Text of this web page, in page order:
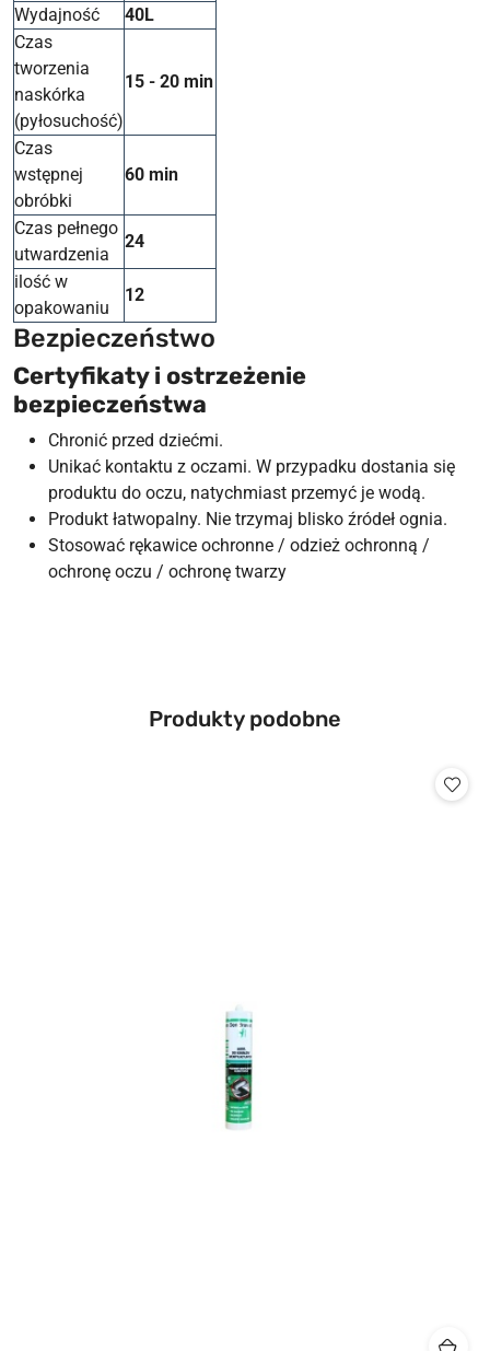
Wydajność
40L
Czas
tworzenia
naskórka
(pyłosuchość)
15 - 20 min
Czas
wstępnej
obróbki
60 min
Czas pełnego
utwardzenia
24
ilość w
opakowaniu
12
Bezpieczeństwo
Certyfikaty i ostrzeżenie
bezpieczeństwa
Chronić przed dziećmi.
Unikać kontaktu z oczami. W przypadku dostania się
produktu do oczu, natychmiast przemyć je wodą.
Produkt łatwopalny. Nie trzymaj blisko źródeł ognia.
Stosować rękawice ochronne / odzież ochronną /
ochronę oczu / ochronę twarzy
Pomiń karuzelę produktów
Produkty
Produkty podobne